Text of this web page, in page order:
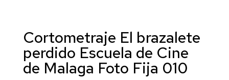
Cortometraje El brazalete
perdido Escuela de Cine
de Malaga Foto Fija 010